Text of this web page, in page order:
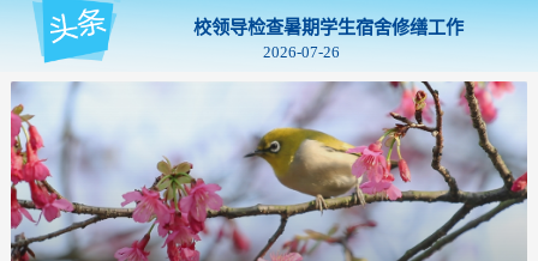
校领导检查暑期学生宿舍修缮工作
2026-07-26